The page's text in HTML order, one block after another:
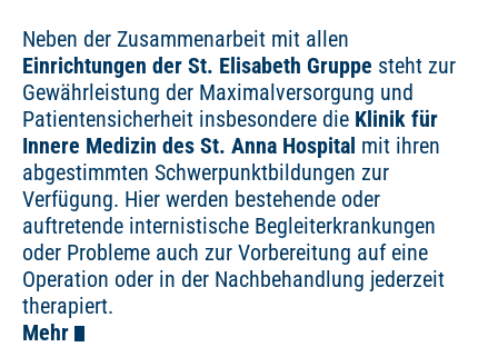
Neben der Zusammenarbeit mit allen
Einrichtungen der St. Elisabeth Gruppe steht zur
Gewährleistung der Maximalversorgung und
Patientensicherheit insbesondere die Klinik für
Innere Medizin des St. Anna Hospital mit ihren
abgestimmten Schwerpunktbildungen zur
Verfügung. Hier werden bestehende oder
auftretende internistische Begleiterkrankungen
oder Probleme auch zur Vorbereitung auf eine
Operation oder in der Nachbehandlung jederzeit
therapiert.
Mehr